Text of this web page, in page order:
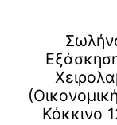
Κόκκινο